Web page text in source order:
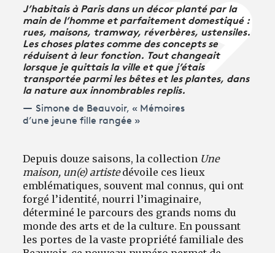
J’habitais à Paris dans un décor planté par la
main de l’homme et parfaitement domestiqué :
rues, maisons, tramway, réverbères, ustensiles.
Les choses plates comme des concepts se
réduisent à leur fonction. Tout changeait
lorsque je quittais la ville et que j’étais
transportée parmi les bêtes et les plantes, dans
la nature aux innombrables replis.
Simone de Beauvoir, « Mémoires
d’une jeune fille rangée »
Depuis douze saisons, la collection Une
maison, un(e) artistedévoile ces lieux
emblématiques, souvent mal connus, qui ont
forgé l’identité, nourri l’imaginaire,
déterminé le parcours des grands noms du
monde des arts et de la culture. En poussant
les portes de la vaste propriété familiale des